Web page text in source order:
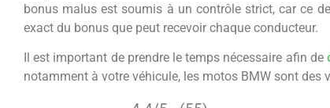
bonus malus est soumis à un contrôle strict, car ce
exact du bonus que peut recevoir chaque conducteur.
Il est important de prendre le temps nécessaire afin de
notamment à votre véhicule, les motos BMW sont